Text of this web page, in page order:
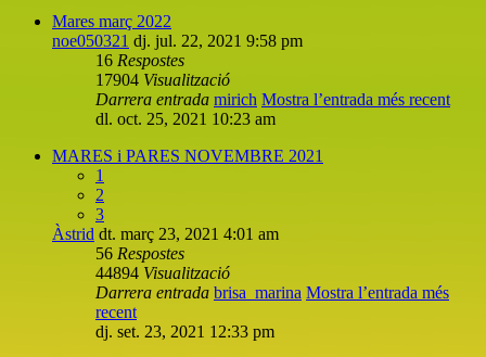
Mares març 2022
noe050321 dj. jul. 22, 2021 9:58 pm
16 Respostes
17904 Visualització
Darrera entrada mirich Mostra l’entrada més recent
dl. oct. 25, 2021 10:23 am
MARES i PARES NOVEMBRE 2021
1
2
3
Àstrid dt. març 23, 2021 4:01 am
56 Respostes
44894 Visualització
Darrera entrada brisa_marina Mostra l’entrada més
recent
dj. set. 23, 2021 12:33 pm